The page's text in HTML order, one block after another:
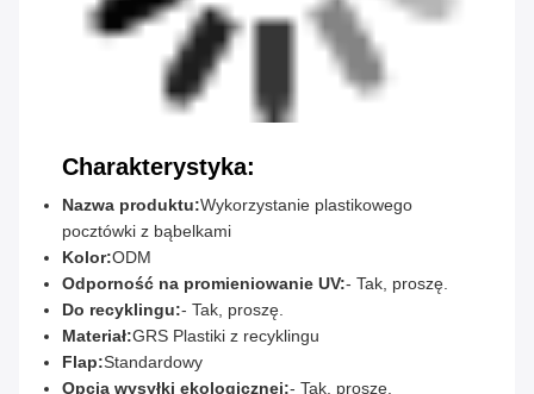
Charakterystyka:
Nazwa produktu:Wykorzystanie plastikowego
pocztówki z bąbelkami
Kolor:ODM
Odporność na promieniowanie UV:- Tak, proszę.
Do recyklingu:- Tak, proszę.
Materiał:GRS Plastiki z recyklingu
Flap:Standardowy
Opcja wysyłki ekologicznej:- Tak, proszę.